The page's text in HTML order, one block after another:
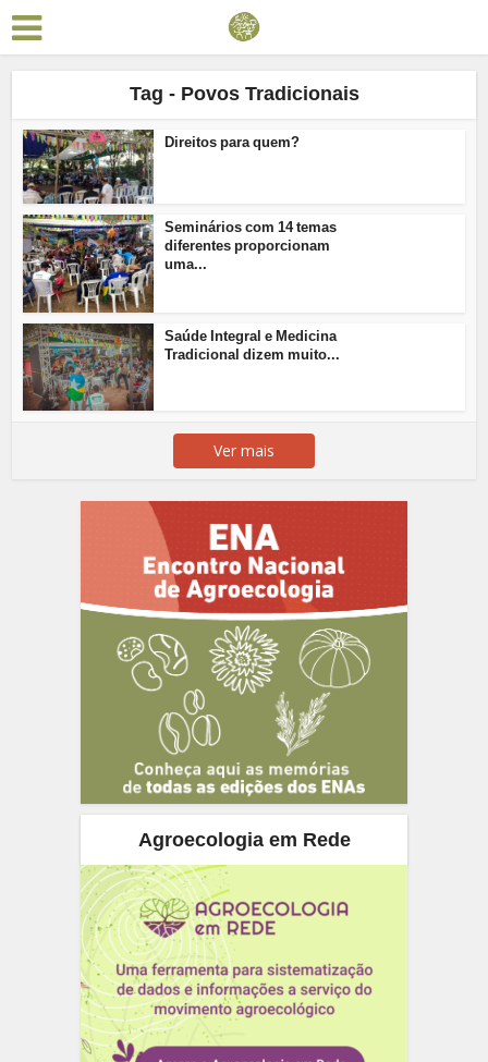
Tag - Povos Tradicionais
Direitos para quem?
Seminários com 14 temas
diferentes proporcionam
uma...
Saúde Integral e Medicina
Tradicional dizem muito...
Ver mais
Agroecologia em Rede